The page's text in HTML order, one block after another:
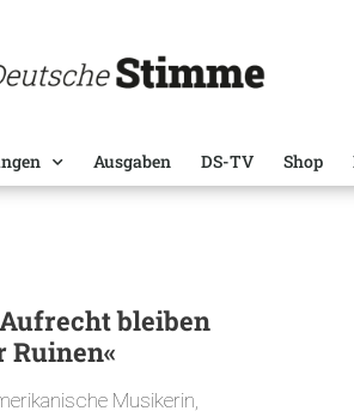
Ausgaben DS-TV Shop
bleiben
Musikerin,